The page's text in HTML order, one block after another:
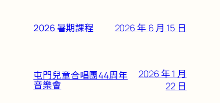
2026 暑期課程 2026 年 6 月 15 日
屯門兒童合唱團44周年
音樂會
2026 年 1 月
22 日